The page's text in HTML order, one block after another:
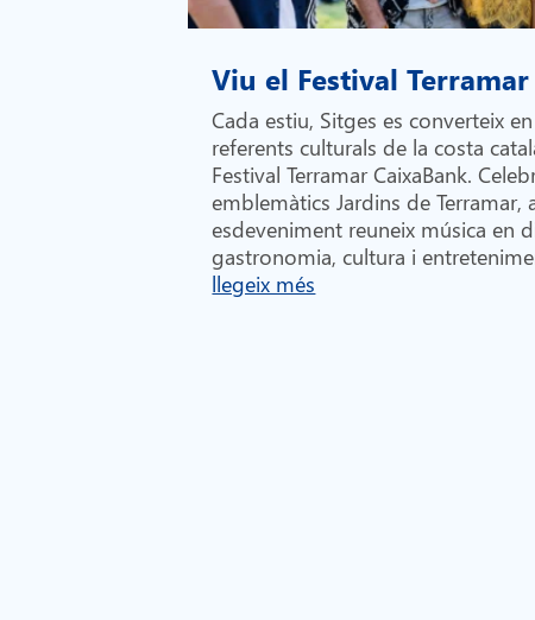
Viu el Festival
Cada estiu, Sitges es converteix
referents culturals de la costa
Festival Terramar CaixaBank.
emblemàtics Jardins de Terramar,
esdeveniment reuneix música en
gastronomia, cultura i
llegeix més